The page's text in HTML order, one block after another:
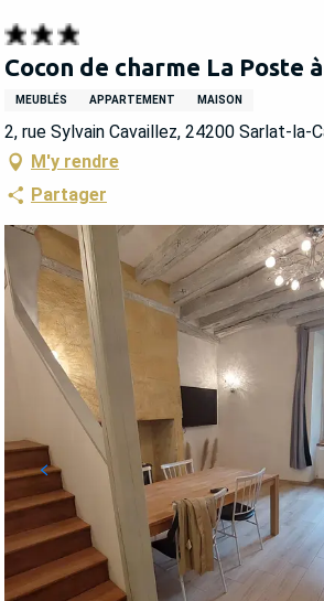
Cocon de charme La Poste
MEUBLÉS APPARTEMENT MAISON
2, rue Sylvain Cavaillez, 24200 Sarlat-la-
M'y rendre
Partager